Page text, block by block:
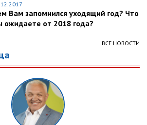
Вам запомнился уходящий год? Что
ожидаете от 2018 года?
ВСЕ НОВОСТИ